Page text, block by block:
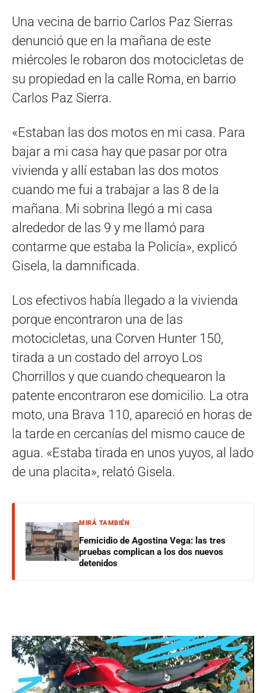
Una vecina de barrio Carlos Paz Sierras
denunció que en la mañana de este
miércoles le robaron dos motocicletas de
su propiedad en la calle Roma, en barrio
Carlos Paz Sierra.
«Estaban las dos motos en mi casa. Para
bajar a mi casa hay que pasar por otra
vivienda y allí estaban las dos motos
cuando me fui a trabajar a las 8 de la
mañana. Mi sobrina llegó a mi casa
alrededor de las 9 y me llamó para
contarme que estaba la Policía», explicó
Gisela, la damnificada.
Los efectivos había llegado a la vivienda
porque encontraron una de las
motocicletas, una Corven Hunter 150,
tirada a un costado del arroyo Los
Chorrillos y que cuando chequearon la
patente encontraron ese domicilio. La otra
moto, una Brava 110, apareció en horas de
la tarde en cercanías del mismo cauce de
agua. «Estaba tirada en unos yuyos, al lado
de una placita», relató Gisela.
MIRÁ TAMBIÉN
Femicidio de Agostina Vega: las tres
pruebas complican a los dos nuevos
detenidos